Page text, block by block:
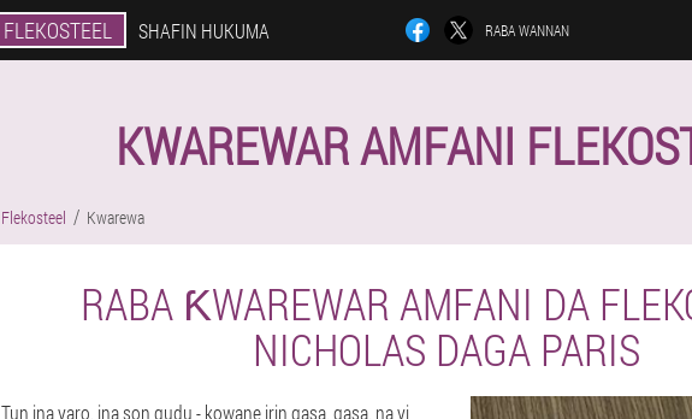
FLEKOSTEEL SHAFIN HUKUMA RABA WANNAN
KWAREWAR AMFANI
Flekosteel Kwarewa
RABA ƘWAREWAR AMFANI DA
NICHOLAS DAGA PARIS
Tun ina yaro, ina son gudu - kowane irin gasa, gasa, na yi